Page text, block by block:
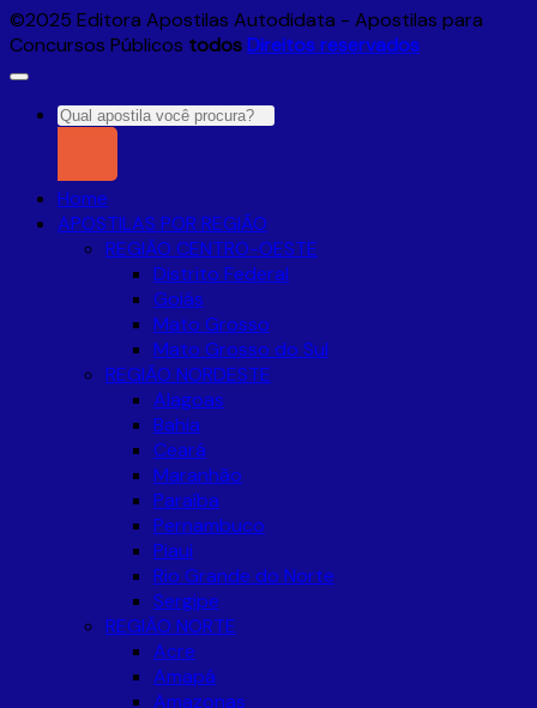
©2025 Editora Apostilas Autodidata - Apostilas para
Concursos Públicos todosDireitos reservados
Pesquisar
Home
APOSTILAS POR REGIÃO
REGIÃO CENTRO-OESTE
Distrito Federal
Goiás
Mato Grosso
Mato Grosso do Sul
REGIÃO NORDESTE
Alagoas
Bahia
Ceará
Maranhão
Paraíba
Pernambuco
Piaui
Rio Grande do Norte
Sergipe
REGIÃO NORTE
Acre
Amapá
Amazonas